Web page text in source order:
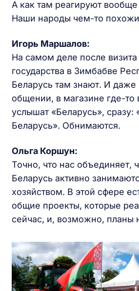
А как там реагируют
Наши народы чем-то
Игорь Маршалов:
На самом деле после
государства в Зимбабве
Беларусь там знают. И
общении, в магазине где-то
услышат «Беларусь», сразу:
Беларусь». Обнимаются.
Ольга Коршун:
Точно, что нас объединяет,
Беларусь активно
хозяйством. В этой сфере
общие проекты, которые
сейчас, и, возможно, планы